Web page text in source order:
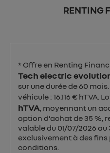
RENTING
* Offre en Renting
Tech electric
sur une durée de 60
véhicule : 16.116 € hTVA.
hTVA, moyennant un
option d’achat de 35 %,
valable du 01/07/2026 au
exclusivement à des
conditions.